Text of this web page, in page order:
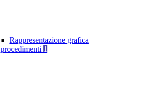
Rappresentazione grafica
1